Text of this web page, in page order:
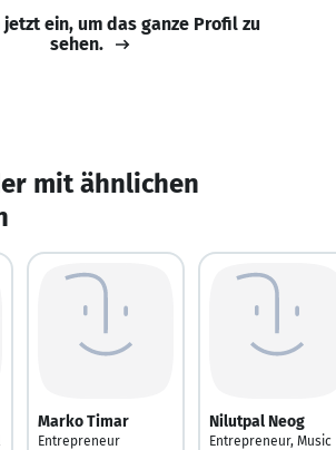
jetzt ein, um das ganze Profil zu
sehen.
mit ähnlichen
Marko Timar
Entrepreneur
Nilutpal Neog
Entrepreneur, Music